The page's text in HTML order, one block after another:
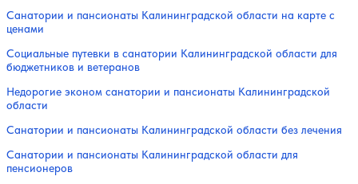
Санатории и пансионаты Калининградской области на карте с
ценами
Социальные путевки в санатории Калининградской области для
бюджетников и ветеранов
Недорогие эконом санатории и пансионаты Калининградской
области
Санатории и пансионаты Калининградской области без лечения
Санатории и пансионаты Калининградской области для
пенсионеров